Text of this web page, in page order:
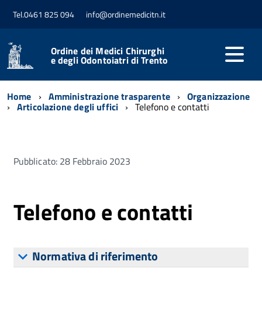
Tel.0461 825 094 info@ordinemedicitn.it
Ordine dei Medici Chirurghi
e degli Odontoiatri di Trento
Home Amministrazione trasparente Organizzazione
Articolazione degli uffici Telefono e contatti
Pubblicato: 28 Febbraio 2023
Telefono e contatti
Normativa di riferimento